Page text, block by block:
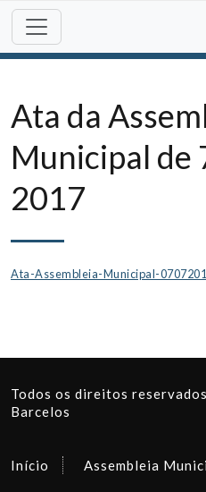
Skip
content
Ata da
Municipal de
2017
Ata-Assembleia-Municipal-
Todos os direitos
Barcelos
Início Assembleia